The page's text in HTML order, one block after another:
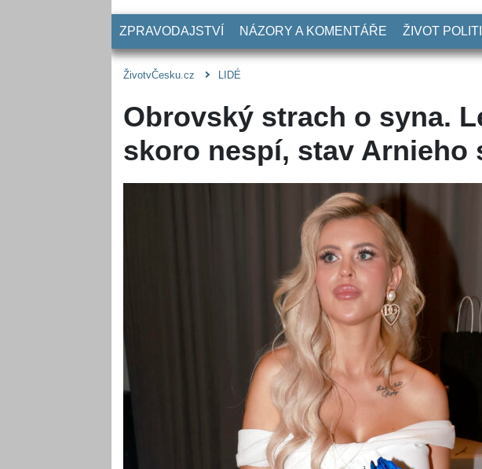
ZPRAVODAJSTVÍ NÁZORY A KOMENTÁŘE ŽIVOT
ŽivotvČesku.cz LIDÉ
Obrovský strach o syna.
skoro nespí, stav Arnieho